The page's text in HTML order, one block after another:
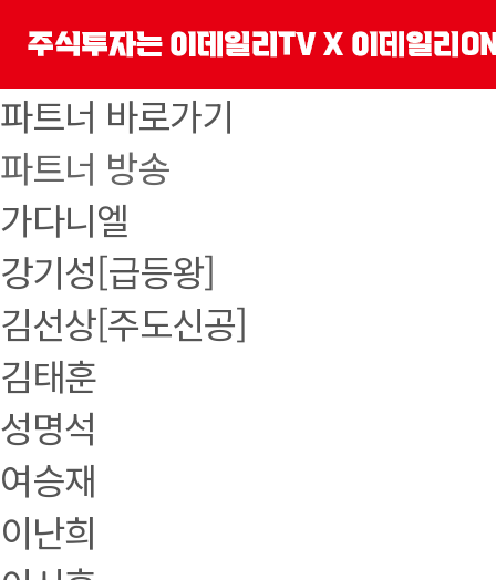
파트너 바로가기
파트너 방송
가다니엘
강기성[급등왕]
김선상[주도신공]
김태훈
성명석
여승재
이난희